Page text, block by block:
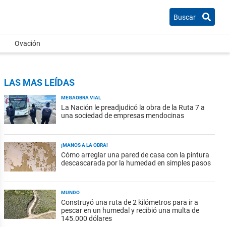
Buscar
Ovación
LAS MAS LEÍDAS
MEGAOBRA VIAL
La Nación le preadjudicó la obra de la Ruta 7 a
una sociedad de empresas mendocinas
¡MANOS A LA OBRA!
Cómo arreglar una pared de casa con la pintura
descascarada por la humedad en simples pasos
MUNDO
Construyó una ruta de 2 kilómetros para ir a
pescar en un humedal y recibió una multa de
145.000 dólares